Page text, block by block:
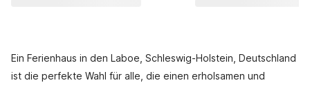
Ein Ferienhaus in den Laboe, Schleswig-Holstein, Deutschland
ist die perfekte Wahl für alle, die einen erholsamen und